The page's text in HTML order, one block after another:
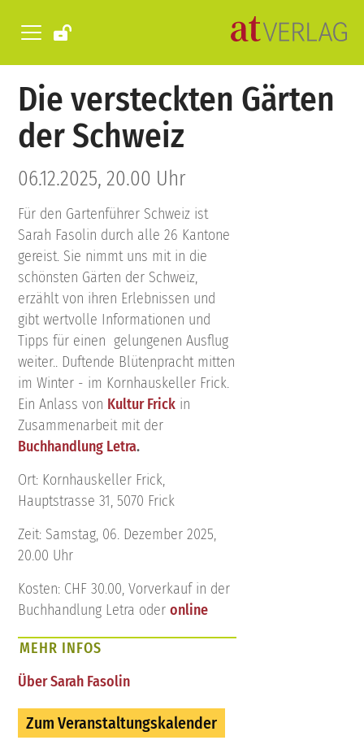
Die versteckten Gärten
der Schweiz
06.12.2025, 20.00 Uhr
Für den Gartenführer Schweiz ist
Sarah Fasolin durch alle 26 Kantone
gereist. Sie nimmt uns mit in die
schönsten Gärten der Schweiz,
erzählt von ihren Erlebnissen und
gibt wertvolle Informationen und
Tipps für einen gelungenen Ausflug
weiter.. Duftende Blütenpracht mitten
im Winter - im Kornhauskeller Frick.
Ein Anlass von Kultur Frick in
Zusammenarbeit mit der
Buchhandlung Letra.
Ort: Kornhauskeller Frick,
Hauptstrasse 31, 5070 Frick
Zeit: Samstag, 06. Dezember 2025,
20.00 Uhr
Kosten: CHF 30.00, Vorverkauf in der
Buchhandlung Letra oderonline
MEHR INFOS
Über Sarah Fasolin
Zum Veranstaltungskalender